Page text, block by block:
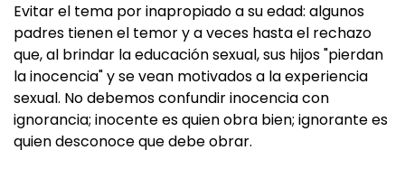
Evitar el tema por inapropiado a su edad: algunos
padres tienen el temor y a veces hasta el rechazo
que, al brindar la educación sexual, sus hijos "pierdan
la inocencia" y se vean motivados a la experiencia
sexual. No debemos confundir inocencia con
ignorancia; inocente es quien obra bien; ignorante es
quien desconoce que debe obrar.